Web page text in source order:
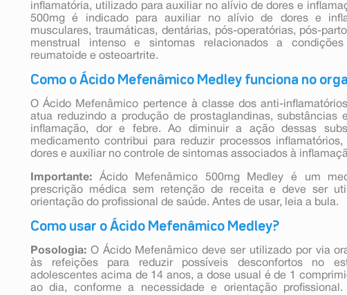
inflamatória, utilizado para auxiliar no alívio de dores e
500mg é indicado para auxiliar no alívio de dores e
musculares, traumáticas, dentárias, pós-operatórias, pós-
menstrual intenso e sintomas relacionados a
reumatoide e osteoartrite.
Como o Ácido Mefenâmico Medley funciona no
O Ácido Mefenâmico pertence à classe dos anti-
atua reduzindo a produção de prostaglandinas, substâncias
inflamação, dor e febre. Ao diminuir a ação dessas
medicamento contribui para reduzir processos
dores e auxiliar no controle de sintomas associados à
Importante: Ácido Mefenâmico 500mg Medley é um
prescrição médica sem retenção de receita e deve ser
orientação do profissional de saúde. Antes de usar, leia a bula.
Como usar o Ácido Mefenâmico Medley?
Posologia: O Ácido Mefenâmico deve ser utilizado por via
às refeições para reduzir possíveis desconfortos no
adolescentes acima de 14 anos, a dose usual é de 1
ao dia, conforme a necessidade e orientação